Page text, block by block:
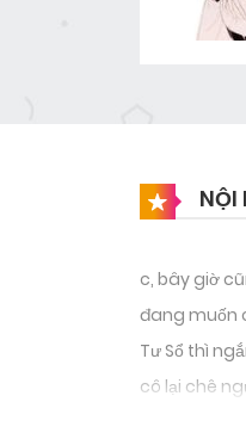
NỘI
c, bây giờ
đang muốn
Tư Sổ thì
cô lại chê